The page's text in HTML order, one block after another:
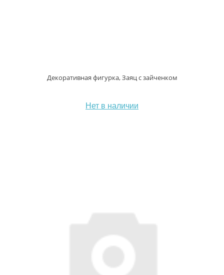
Декоративная фигурка, Заяц с зайченком
Нет в наличии